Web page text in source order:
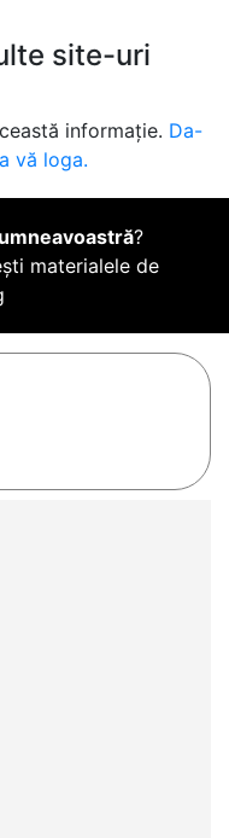
site-uri
informație. Da-
vă loga.
?
materialele de